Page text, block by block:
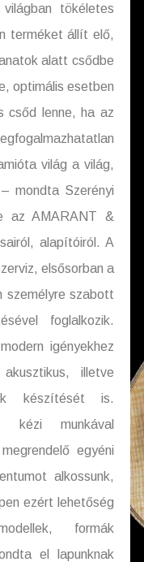
tökéletes
terméket állít elő,
alatt csődbe
optimális esetben
csőd lenne, ha az
világ a világ,
mondta Szerényi
az AMARANT &
alapítóiról. A
elsősorban a
személyre szabott
foglalkozik.
igényekhez
illetve
készítését is.
kézi munkával
egyéni
alkossunk,
ezért lehetőség
formák
el lapunknak